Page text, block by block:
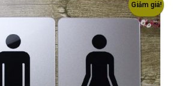
Giảm giá!